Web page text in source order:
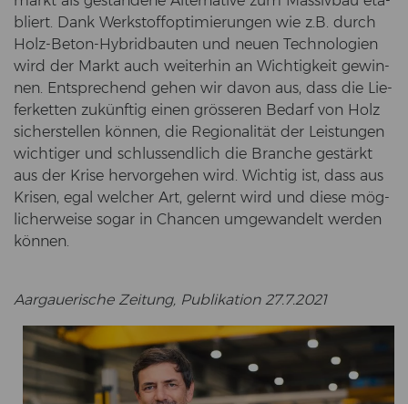
bliert. Dank Werk­stoff­op­ti­mie­run­gen wie z.B. durch
Holz-​Beton-Hybridbauten und neuen Tech­no­lo­gien
wird der Markt auch wei­ter­hin an Wich­tig­keit ge­win­
nen. Ent­spre­chend gehen wir davon aus, dass die Lie­
fer­ket­ten zu­künf­tig einen grös­se­ren Be­darf von Holz
si­cher­stel­len kön­nen, die Re­gio­na­li­tät der Leis­tun­gen
wich­ti­ger und schluss­end­lich die Bran­che ge­stärkt
aus der Krise her­vor­ge­hen wird. Wich­tig ist, dass aus
Kri­sen, egal wel­cher Art, ge­lernt wird und diese mög­
li­cher­wei­se sogar in Chan­cen um­ge­wan­delt wer­den
kön­nen.
Aar­gaue­ri­sche Zei­tung, Pu­bli­ka­ti­on 27.7.2021